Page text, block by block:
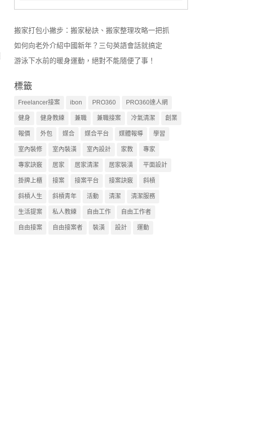
搬家打包小撇步：搬家秘訣、搬家整理攻略一把抓
如何向老外介紹中國新年？三句英語會話就搞定
游泳下水前的暖身運動，絕對不能隨便了事！
標籤
Freelancer接案 ibon PRO360 PRO360達人網
健身 健身教練 兼職 兼職接案 冷氣清潔 創業
報價 外包 媒合 媒合平台 媒體報導 學習
室內裝修 室內裝潢 室內設計 家教 專家
專家訣竅 居家 居家清潔 居家裝潢 平面設計
掛牌上櫃 接案 接案平台 接案訣竅 斜槓
斜槓人生 斜槓青年 活動 清潔 清潔服務
生活提案 私人教練 自由工作 自由工作者
自由接案 自由接案者 裝潢 設計 運動